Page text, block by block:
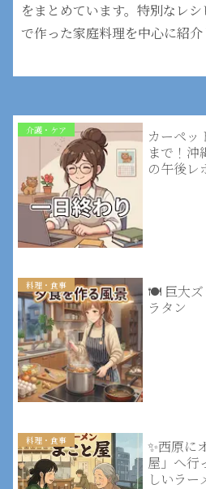
をまとめています。特別なレ
で作った家庭料理を中心に紹介
介護・ケア
カーペッ
まで！沖
の午後レ
料理・食事
🍽️ 巨大ズ
ラタン
料理・食事
✨西原に
屋」へ行
しいラー